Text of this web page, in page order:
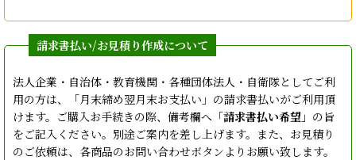
法人企業・自治体・教育機関・各種団体法人・自衛隊としてご利
用の方は、「月末締め翌月末お支払い」の請求書払いがご利用頂
けます。ご購入お手続きの際、備考欄へ「請求書払い希望 」の旨
をご記入ください。別途ご案内を差し上げます。また、お見積り
のご依頼は、各商品のお問い合わせボタンよりお願い致します。